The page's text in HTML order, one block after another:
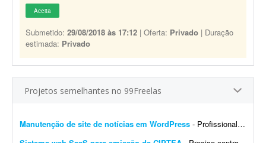
Aceita
Submetido: 29/08/2018 às 17:12 | Oferta: Privado | Duração
estimada: Privado
Projetos semelhantes no 99Freelas
Manutenção de site de notícias em WordPress - Profissional para realizar manutenção, configuração de automações, melhoria visual e atualização de site de notícias em WordPress. At...